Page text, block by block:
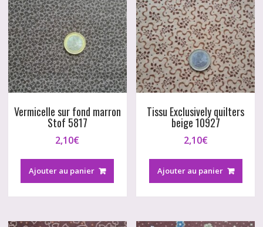
Vermicelle sur fond marron
Stof 5817
2,10€
Ajouter au panier
Tissu Exclusively quilters
beige 10927
2,10€
Ajouter au panier